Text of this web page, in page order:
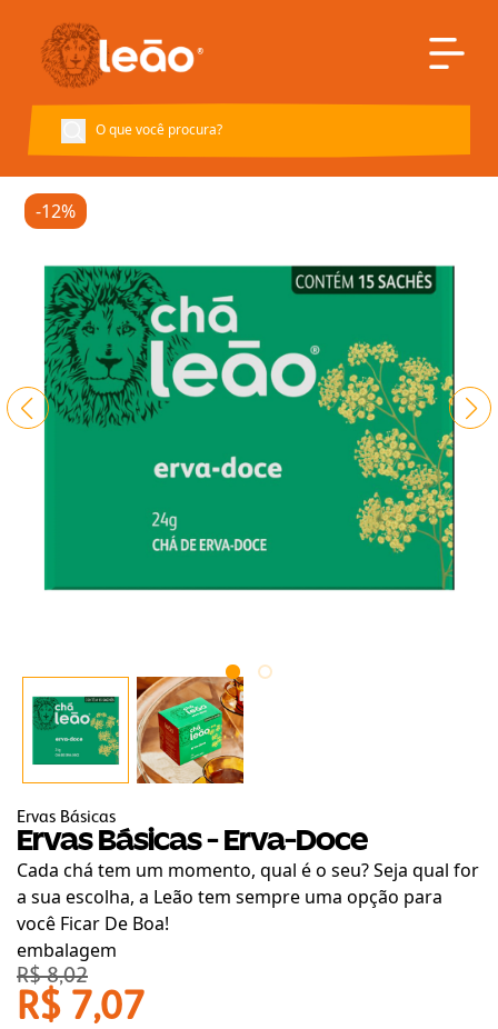
Voltar à página inicial
-12%
Ervas Básicas
Ervas Básicas - Erva-Doce
Cada chá tem um momento, qual é o seu? Seja qual for
a sua escolha, a Leão tem sempre uma opção para
você Ficar De Boa!
embalagem
R$ 8,02
R$ 7,07